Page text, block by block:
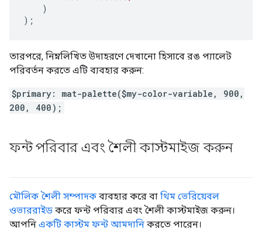
)
);
তারপরে, নিম্নলিখিত উদাহরণে দেখানো হিসাবে রঙ প্যালেট
পরিবর্তন করতে এটি ব্যবহার করুন:
$primary: mat-palette($my-color-variable, 900,
200, 400);
ফন্ট পরিবার এবং শৈলী কাস্টমাইজ করুন
মৌলিক শৈলী সম্পাদক ব্যবহার করে বা থিম ভেরিয়েবল
ওভাররাইড করে ফন্ট পরিবার এবং শৈলী কাস্টমাইজ করুন।
আপনি একটি কাস্টম ফন্ট আমদানি করতে পারেন।